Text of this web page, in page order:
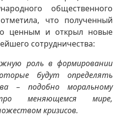
общественного
что полученный
ценным и открыл новые
сотрудничества:
роль в формировании
будут определять
– подобно моральному
меняющемся мире,
кризисов.